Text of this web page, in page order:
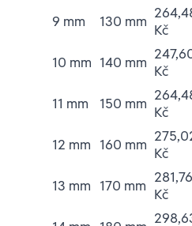
9 mm 130 mm Kč
10 mm 140 mm Kč
11 mm 150 mm Kč
12 mm 160 mm Kč
13 mm 170 mm 281,76
Kč